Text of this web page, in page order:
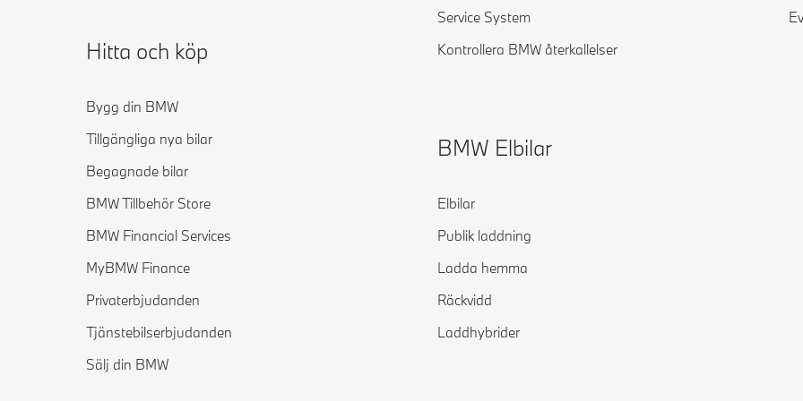
Hitta och köp
Bygg din BMW
Tillgängliga nya bilar
Begagnade bilar
BMW Tillbehör Store
BMW Financial Services
MyBMW Finance
Privaterbjudanden
Tjänstebilserbjudanden
Sälj din BMW
Service System
Kontrollera BMW återkallelser
BMW Elbilar
Elbilar
Publik laddning
Ladda hemma
Räckvidd
Laddhybrider